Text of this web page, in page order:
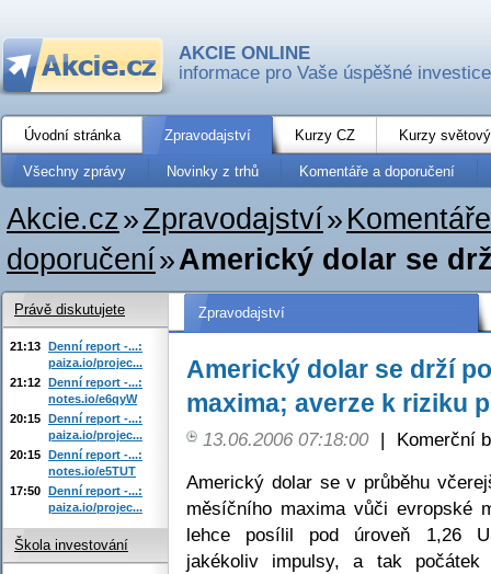
AKCIE ONLINE
informace pro Vaše úspěšné investice
Úvodní stránka Zpravodajství Kurzy CZ Kurzy
Všechny zprávy Novinky z trhů Komentáře a doporučení
Akcie.cz»Zpravodajství»
doporučení»Americký dolar se
Zpravodajství
Americký dolar se drží
maxima; averze k riziku
13.06.2006 07:18:00 |
Komerční
Americký dolar se v průběhu
měsíčního maxima vůči evropské
lehce posílil pod úroveň 1,26
jakékoliv impulsy, a tak
Právě diskutujete
21:13 Denní report -...:
paiza.io/projec...
21:12 Denní report -...:
notes.io/e6qyW
20:15 Denní report -...:
paiza.io/projec...
20:15 Denní report -...:
notes.io/e5TUT
17:50 Denní report -...:
paiza.io/projec...
Škola investování